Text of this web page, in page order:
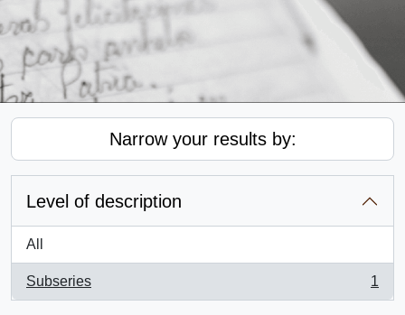
Narrow your results by:
Level of description
All
Subseries
, 1 results
1